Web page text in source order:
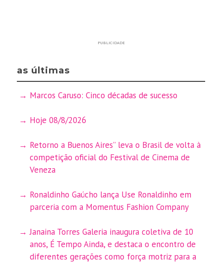
PUBLICIDADE
as últimas
Marcos Caruso: Cinco décadas de sucesso
Hoje 08/8/2026
Retorno a Buenos Aires” leva o Brasil de volta à
competição oficial do Festival de Cinema de
Veneza
Ronaldinho Gaúcho lança Use Ronaldinho em
parceria com a Momentus Fashion Company
Janaina Torres Galeria inaugura coletiva de 10
anos, É Tempo Ainda, e destaca o encontro de
diferentes gerações como força motriz para a